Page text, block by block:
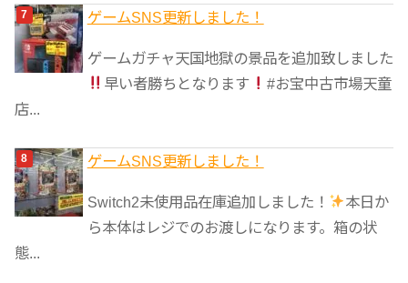
ゲームSNS更新しました！
ゲームガチャ天国地獄の景品を追加致しました
早い者勝ちとなります
#お宝中古市場天童
店...
ゲームSNS更新しました！
Switch2未使用品在庫追加しました！
本日か
ら本体はレジでのお渡しになります。箱の状
態...